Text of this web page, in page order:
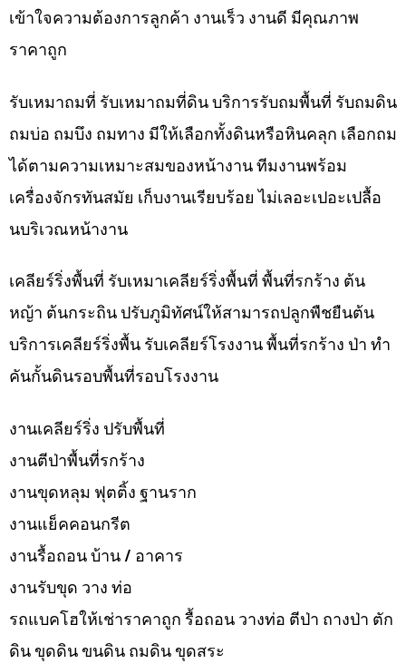
เข้าใจความต้องการลูกค้า งานเร็ว งานดี มีคุณภาพ
ราคาถูก
รับเหมาถมที่ รับเหมาถมที่ดิน บริการรับถมพื้นที่ รับถมดิน
ถมบ่อ ถมบึง ถมทาง มีให้เลือกทั้งดินหรือหินคลุก เลือกถม
ได้ตามความเหมาะสมของหน้างาน ทีมงานพร้อม
เครื่องจักรทันสมัย เก็บงานเรียบร้อย ไม่เลอะเปอะเปลื้อ
นบริเวณหน้างาน
เคลียร์ริ่งพื้นที่ รับเหมาเคลียร์ริ่งพื้นที่ พื้นที่รกร้าง ต้น
หญ้า ต้นกระถิน ปรับภูมิทัศน์ให้สามารถปลูกพืชยืนต้น
บริการเคลียร์ริ่งพื้น รับเคลียร์โรงงาน พื้นที่รกร้าง ป่า ทำ
คันกั้นดินรอบพื้นที่รอบโรงงาน
งานเคลียร์ริ่ง ปรับพื้นที่
งานตีป่าพื้นที่รกร้าง
งานขุดหลุม ฟุตติ้ง ฐานราก
งานแย็คคอนกรีต
งานรื้อถอน บ้าน / อาคาร
งานรับขุด วาง ท่อ
รถแบคโฮให้เช่าราคาถูก รื้อถอน วางท่อ ตีป่า ถางป่า ตัก
ดิน ขุดดิน ขนดิน ถมดิน ขุดสระ